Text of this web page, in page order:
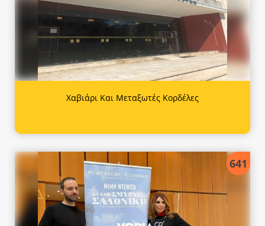
Χαβιάρι Και Μεταξωτές Κορδέλες
641